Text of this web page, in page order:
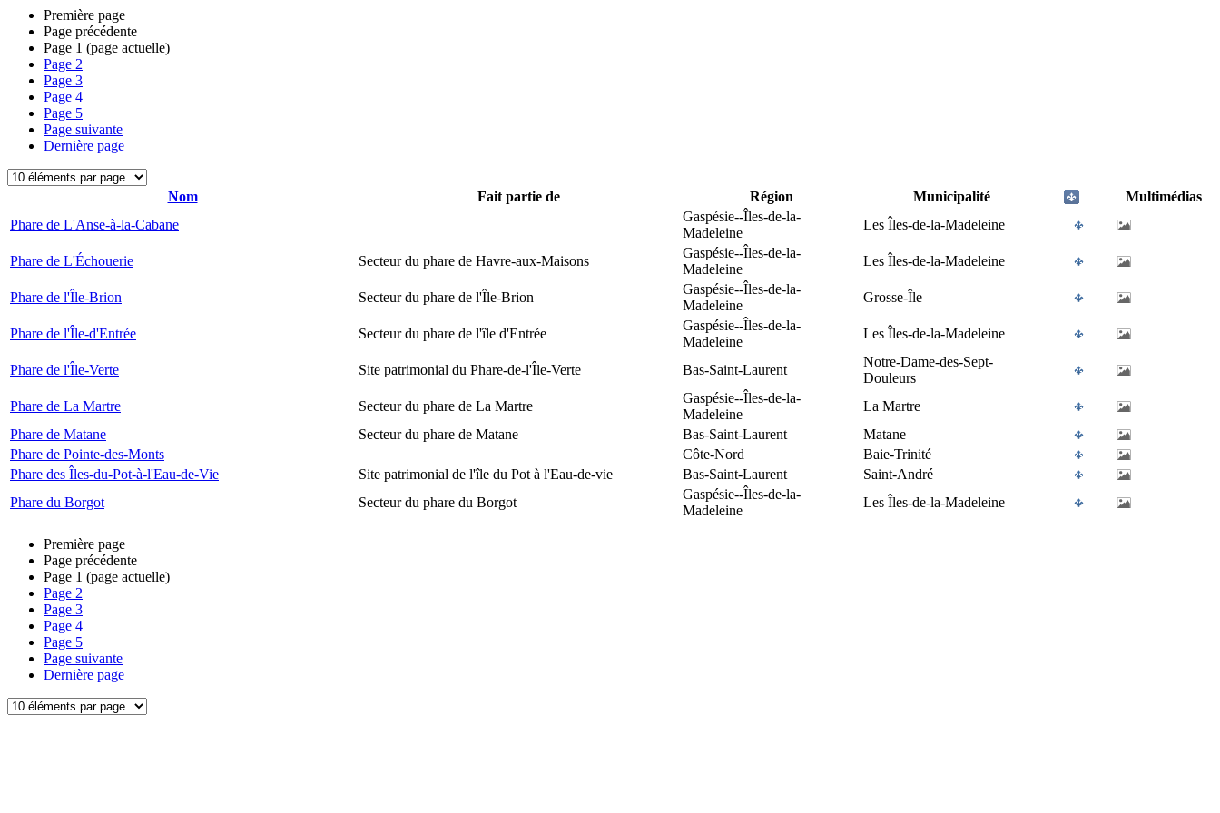
Première page
Page précédente
Page 1 (page actuelle)
Page 2
Page 3
Page 4
Page 5
Page suivante
Dernière page
Nom Fait partie de Région Municipalité
Multimédias
Phare de L'Anse-à-la-Cabane
Gaspésie--Îles-de-la-
Madeleine
Les Îles-de-la-Madeleine
Phare de L'Échouerie Secteur du phare de Havre-aux-Maisons
Gaspésie--Îles-de-la-
Madeleine
Les Îles-de-la-Madeleine
Phare de l'Île-Brion Secteur du phare de l'Île-Brion
Gaspésie--Îles-de-la-
Madeleine
Grosse-Île
Phare de l'Île-d'Entrée Secteur du phare de l'île d'Entrée
Gaspésie--Îles-de-la-
Madeleine
Les Îles-de-la-Madeleine
Phare de l'Île-Verte Site patrimonial du Phare-de-l'Île-Verte Bas-Saint-Laurent
Notre-Dame-des-Sept-
Douleurs
Phare de La Martre
Secteur du phare de La Martre
Gaspésie--Îles-de-la-
Madeleine
La Martre
Phare de Matane
Secteur du phare de Matane Bas-Saint-Laurent
Matane
Phare de Pointe-des-Monts
Côte-Nord
Baie-Trinité
Phare des Îles-du-Pot-à-l'Eau-de-Vie
Site patrimonial de l'île du Pot à l'Eau-de-vie Bas-Saint-Laurent
Saint-André
Phare du Borgot
Secteur du phare du Borgot
Gaspésie--Îles-de-la-
Madeleine
Les Îles-de-la-Madeleine
Première page
Page précédente
Page 1 (page actuelle)
Page 2
Page 3
Page 4
Page 5
Page suivante
Dernière page